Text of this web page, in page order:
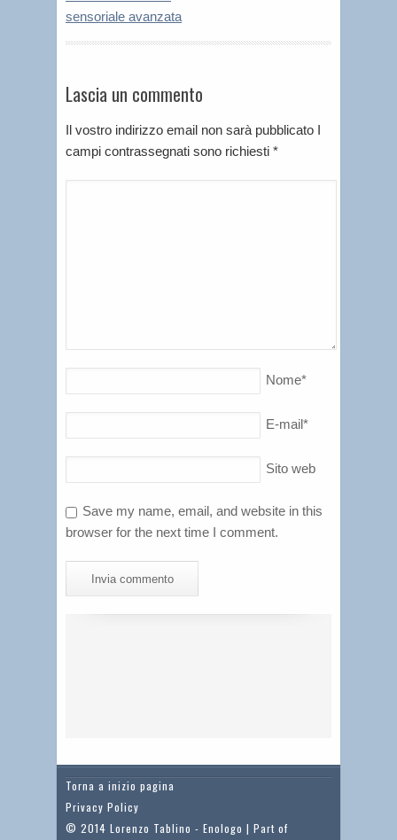
sensoriale avanzata
Lascia un commento
Il vostro indirizzo email non sarà pubblicato I
campi contrassegnati sono richiesti *
Nome*
E-mail*
Sito web
Save my name, email, and website in this
browser for the next time I comment.
Torna a inizio pagina
Privacy Policy
© 2014 Lorenzo Tablino - Enologo | Part of